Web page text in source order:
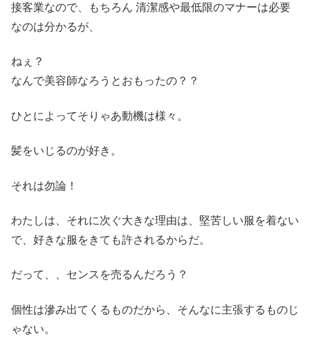
接客業なので、もちろん 清潔感や最低限のマナーは必要
なのは分かるが、
ねぇ？
なんで美容師なろうとおもったの？？
ひとによってそりゃあ動機は様々。
髪をいじるのが好き。
それは勿論！
わたしは、それに次ぐ大きな理由は、堅苦しい服を着ない
で、好きな服をきても許されるからだ。
だって、、センスを売るんだろう？
個性は滲み出てくるものだから、そんなに主張するものじ
ゃない。